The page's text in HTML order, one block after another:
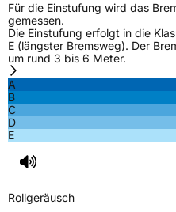
Für die Einstufung wird das
gemessen.
Die Einstufung erfolgt in die
E (längster Bremsweg). Der
um rund 3 bis 6 Meter.
A
B
C
D
E
Rollgeräusch